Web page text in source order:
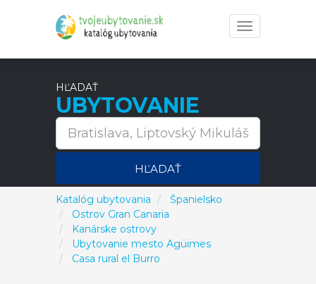
Toggle
navigation
HĽADAŤ
UBYTOVANIE
HĽADAŤ
Katalóg ubytovania
Španielsko
Ostrov Gran Canaria
Kanárske ostrovy
Ubytovanie mesto Agüimes
Casa rural el Burro